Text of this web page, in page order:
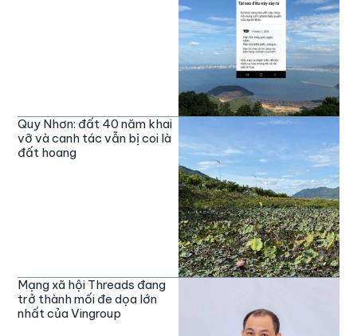
Quy Nhơn: đất 40 năm khai
vỡ và canh tác vẫn bị coi là
đất hoang
Mạng xã hội Threads đang
trở thành mối đe dọa lớn
nhất của Vingroup